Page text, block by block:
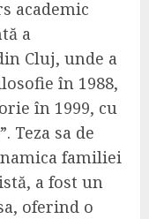
academic
a
Cluj, unde a
în 1988,
în 1999, cu
Teza sa de
familiei
a fost un
oferind o